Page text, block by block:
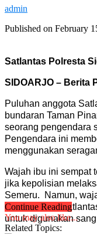
admin
Published on February
Satlantas Polresta
SIDOARJO – Berita
Puluhan anggota
bundaran Taman
seorang pengendara
Pengendara ini
menggunakan
Wajah ibu ini sempat
jika kepolisian
Semeru. Namun,
saat anggota
untuk digunakan
Continue Reading
You may also like...
Related Topics: